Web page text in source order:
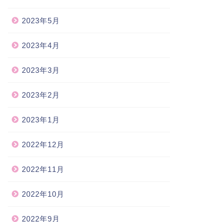
2023年5月
2023年4月
2023年3月
2023年2月
2023年1月
2022年12月
2022年11月
2022年10月
2022年9月